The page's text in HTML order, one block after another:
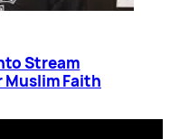
Stream
Muslim Faith